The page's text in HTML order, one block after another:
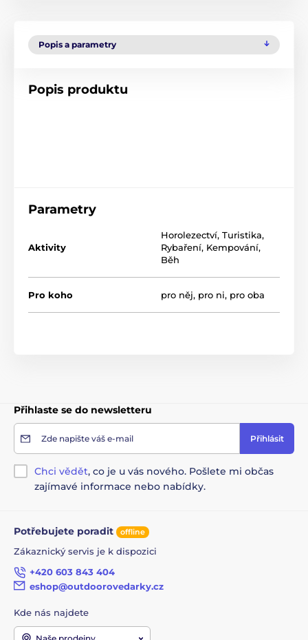
Popis a parametry
Popis produktu
Parametry
Aktivity
Horolezectví, Turistika,
Rybaření, Kempování,
Běh
Pro koho pro něj, pro ni, pro oba
Přihlaste se do newsletteru
Zde napište váš e-mail Přihlásit
Chci vědět, co je u vás nového. Pošlete mi občas
zajímavé informace nebo nabídky.
Potřebujete poradit offline
Zákaznický servis je k dispozici
+420 603 843 404
eshop@outdoorovedarky.cz
Kde nás najdete